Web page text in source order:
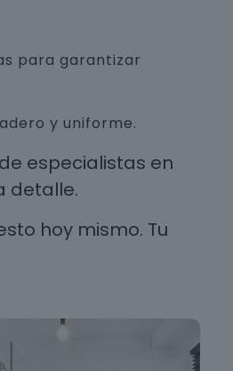
para garantizar
y uniforme.
especialistas en
detalle.
hoy mismo. Tu